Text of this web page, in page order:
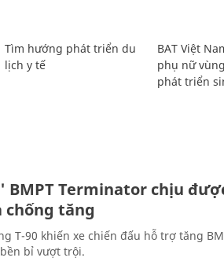
Tìm hướng phát triển du
lịch y tế
BAT Việt
phụ nữ
phát triển
BMPT Terminator chịu
chống tăng
T-90 khiến xe chiến đấu hỗ trợ tăng
bỉ vượt trội.